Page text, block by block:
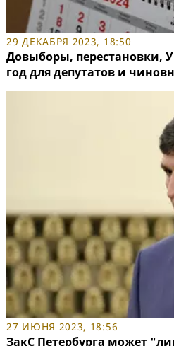
29 ДЕКАБРЯ 2023, 18:50
Довыборы, перестановки,
год для депутатов и
27 ИЮНЯ 2023, 18:56
ЗакС Петербурга может